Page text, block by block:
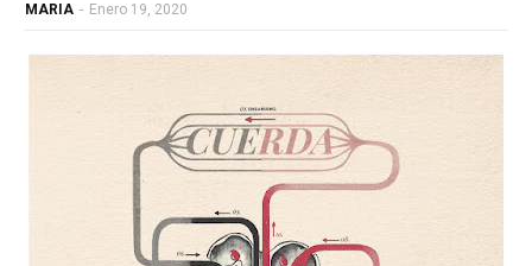
MARIA - Enero 19, 2020